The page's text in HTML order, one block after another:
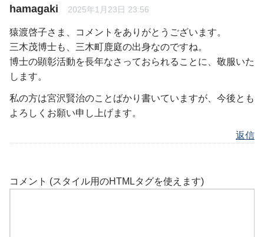
hamagaki 2025年1月23日 23:56
猿渡啓子さま、コメントをありがとうございます。
三木茂博士も、三木町鹿庭の出身なのですね。
博士の顕彰活動を長年なさっておられることに、敬服いた
します。
私の方は宮沢賢治のことばかり書いていますが、今後とも
よろしくお願い申し上げます。
返信
コメント (スタイル用のHTMLタグを使えます)